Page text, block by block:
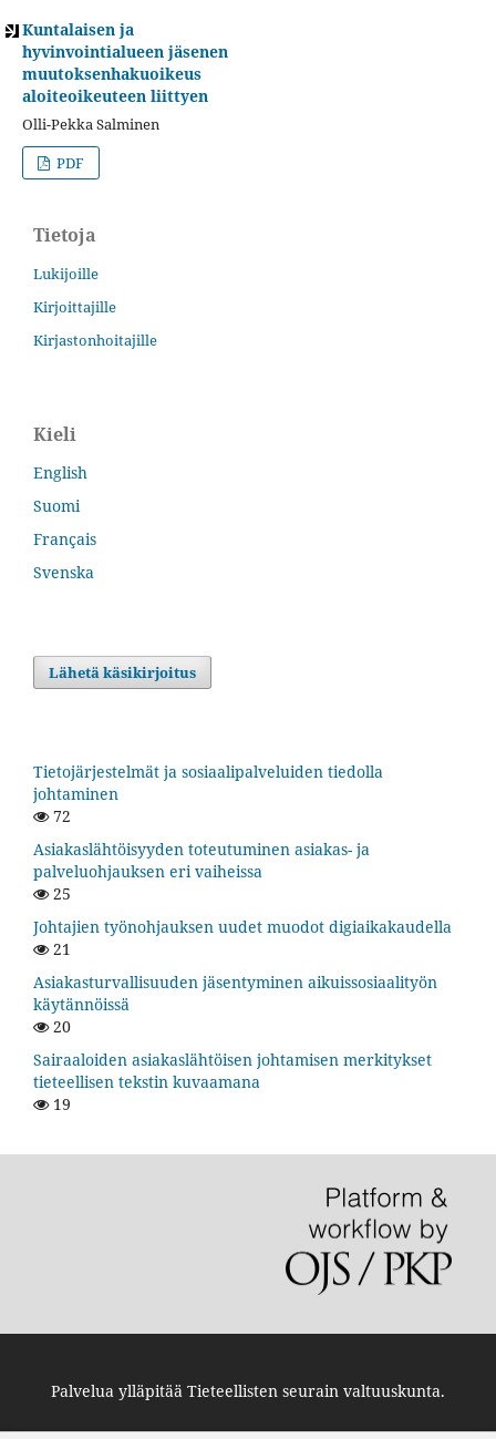
Kuntalaisen ja
hyvinvointialueen jäsenen
muutoksenhakuoikeus
aloiteoikeuteen liittyen
Olli-Pekka Salminen
PDF
Tietoja
Lukijoille
Kirjoittajille
Kirjastonhoitajille
Kieli
English
Suomi
Français
Svenska
Lähetä käsikirjoitus
Tietojärjestelmät ja sosiaalipalveluiden tiedolla
johtaminen
72
Asiakaslähtöisyyden toteutuminen asiakas- ja
palveluohjauksen eri vaiheissa
25
Johtajien työnohjauksen uudet muodot digiaikakaudella
21
Asiakasturvallisuuden jäsentyminen aikuissosiaalityön
käytännöissä
20
Sairaaloiden asiakaslähtöisen johtamisen merkitykset
tieteellisen tekstin kuvaamana
19
Palvelua ylläpitää Tieteellisten seurain valtuuskunta.